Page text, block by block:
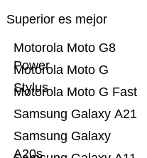
Superior es mejor
Samsung Galaxy
A20s
Samsung Galaxy A21
Motorola Moto G Fast
Motorola Moto G
Stylus
Motorola Moto G8
Power